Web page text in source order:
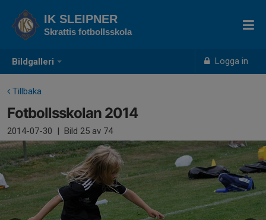
Bildgalleri Logga in
IK SLEIPNER
Skrattis fotbollsskola
Tillbaka
Fotbollsskolan 2014
2014-07-30 | Bild 25 av 74